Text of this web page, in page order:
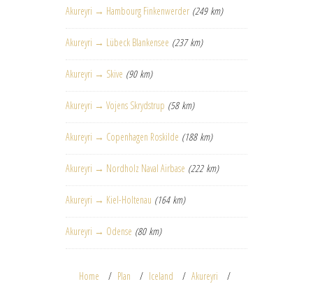
Akureyri → Hambourg Finkenwerder (249 km)
Akureyri → Lübeck Blankensee (237 km)
Akureyri → Skive (90 km)
Akureyri → Vojens Skrydstrup (58 km)
Akureyri → Copenhagen Roskilde (188 km)
Akureyri → Nordholz Naval Airbase (222 km)
Akureyri → Kiel-Holtenau (164 km)
Akureyri → Odense (80 km)
Home Plan Iceland
Akureyri